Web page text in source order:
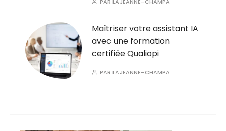
Maîtriser votre assistant IA
avec une formation
certifiée Qualiopi
PARLAJEANNE-CHAMPA